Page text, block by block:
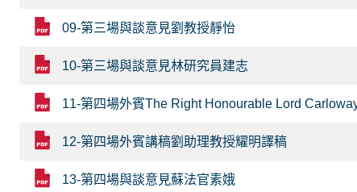
09-第三場與談意見劉教授靜怡
10-第三場與談意見林研究員建志
11-第四場外賓The Right Honourable Lord
12-第四場外賓講稿劉助理教授耀明譯稿
13-第四場與談意見蘇法官素娥